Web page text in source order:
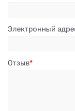
Электронный
Отзыв